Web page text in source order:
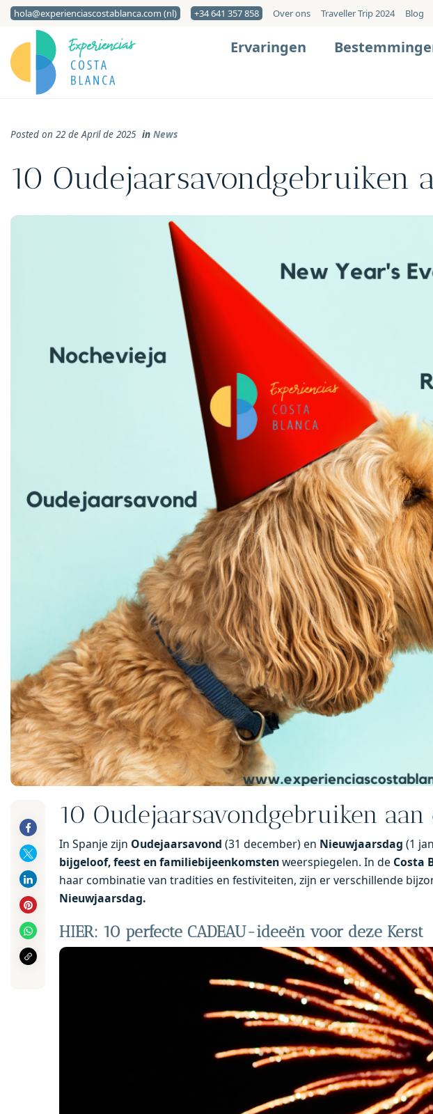
hola@experienciascostablanca.com (nl) +34 641 357 858 Over ons Traveller Trip 2024 Blog
Ervaringen
Posted on 22 de April de 2025 in News
10 Oudejaarsavondgebruiken
10 Oudejaarsavondgebruiken aan
In Spanje zijn Oudejaarsavond (31 december) en Nieuwjaarsdag (1
bijgeloof, feest en familiebijeenkomstenweerspiegelen. In de Costa
haar combinatie van tradities en festiviteiten, zijn er verschillende
Nieuwjaarsdag.
HIER: 10 perfecte CADEAU-ideeën voor deze Kerst